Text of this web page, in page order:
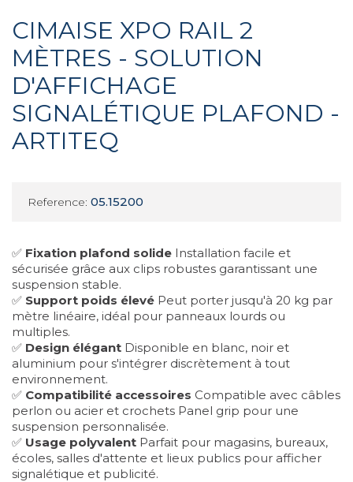
CIMAISE XPO RAIL 2
MÈTRES - SOLUTION
D'AFFICHAGE
SIGNALÉTIQUE PLAFOND -
ARTITEQ
Reference: 05.15200
✅ Fixation plafond solide Installation facile et
sécurisée grâce aux clips robustes garantissant une
suspension stable.
✅ Support poids élevé Peut porter jusqu'à 20 kg par
mètre linéaire, idéal pour panneaux lourds ou
multiples.
✅ Design élégant Disponible en blanc, noir et
aluminium pour s'intégrer discrètement à tout
environnement.
✅ Compatibilité accessoires Compatible avec câbles
perlon ou acier et crochets Panel grip pour une
suspension personnalisée.
✅ Usage polyvalent Parfait pour magasins, bureaux,
écoles, salles d'attente et lieux publics pour afficher
signalétique et publicité.